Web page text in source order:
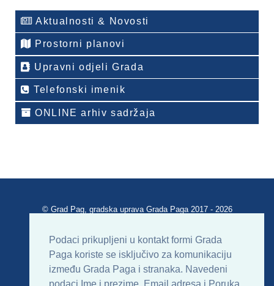
Podaci prikupljeni u kontakt formi Grada
Paga koriste se isključivo za komunikaciju
između Grada Paga i stranaka. Navedeni
Aktualnosti & Novosti
Prostorni planovi
Upravni odjeli Grada
Telefonski imenik
ONLINE arhiv sadržaja
© Grad Pag, gradska uprava Grada Paga 2017 - 2026
Uvjeti korištenja Impressum
Kontakt